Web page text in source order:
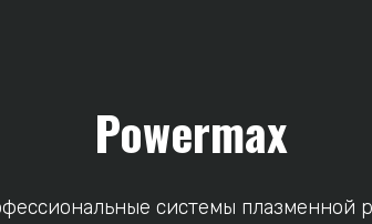
Powermax
системы плазменной